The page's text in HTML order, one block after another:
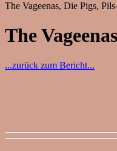
The Vageenas, Die Pigs,
The
...zurück zum Bericht...